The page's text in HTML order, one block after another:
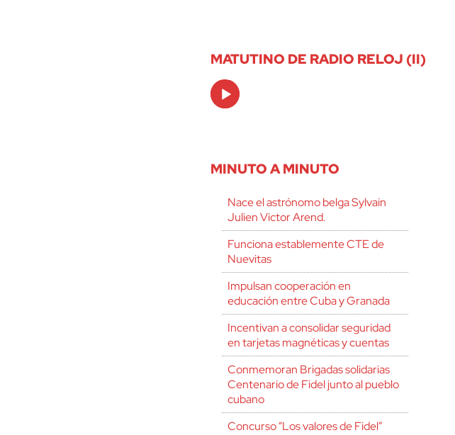
MATUTINO DE RADIO RELOJ (II)
Audio
Player
MINUTO A MINUTO
Nace el astrónomo belga Sylvain
Julien Victor Arend.
Funciona establemente CTE de
Nuevitas
Impulsan cooperación en
educación entre Cuba y Granada
Incentivan a consolidar seguridad
en tarjetas magnéticas y cuentas
Conmemoran Brigadas solidarias
Centenario de Fidel junto al pueblo
cubano
Concurso “Los valores de Fidel”